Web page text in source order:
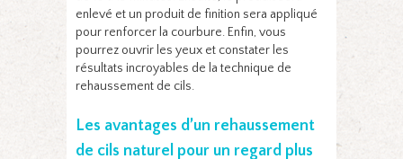
enlevé et un produit de finition sera appliqué
pour renforcer la courbure. Enfin, vous
pourrez ouvrir les yeux et constater les
résultats incroyables de la technique de
rehaussement de cils.
Les avantages d’un rehaussement
de cils naturel pour un regard plus